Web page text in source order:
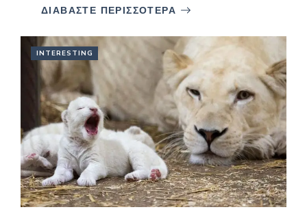
ΔΙΑΒΑΣΤΕ ΠΕΡΙΣΣΟΤΕΡΑ
INTERESTING